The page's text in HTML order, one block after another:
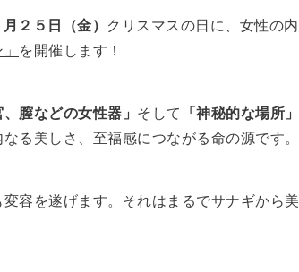
月２５日（金）
クリスマスの日に、女性の内
を開催します！
、膣などの女性器」 そして
「神秘的な場所」
る美しさ、至福感につながる命の源です。
容を遂げます。それはまるでサナギから美